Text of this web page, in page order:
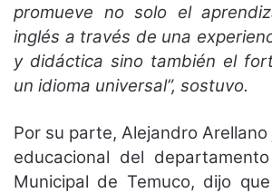
promueve no solo el
inglés a través de una
y didáctica sino también el
un idioma universal”, sostuvo.
Por su parte, Alejandro
educacional del
Municipal de Temuco, dijo